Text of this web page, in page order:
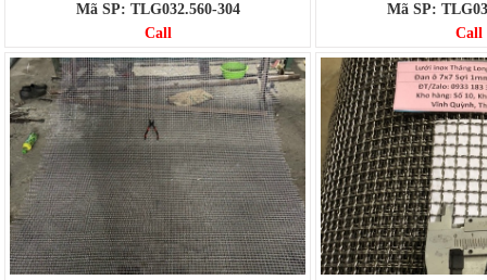
Mã SP: TLG032.560-304
Call
Mã SP:
Call